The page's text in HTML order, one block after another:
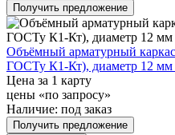
Получить предложение
Объёмный арматурный
ГОСТу К1-Кт), диаметр 12 мм
Цена за 1 карту
цены «по запросу»
Наличие: под заказ
Получить предложение